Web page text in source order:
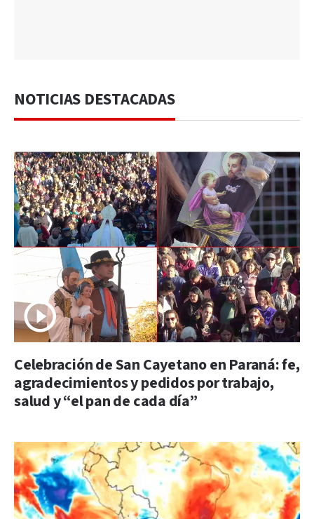
NOTICIAS DESTACADAS
Celebración de San Cayetano en Paraná: fe,
agradecimientos y pedidos por trabajo,
salud y “el pan de cada día”